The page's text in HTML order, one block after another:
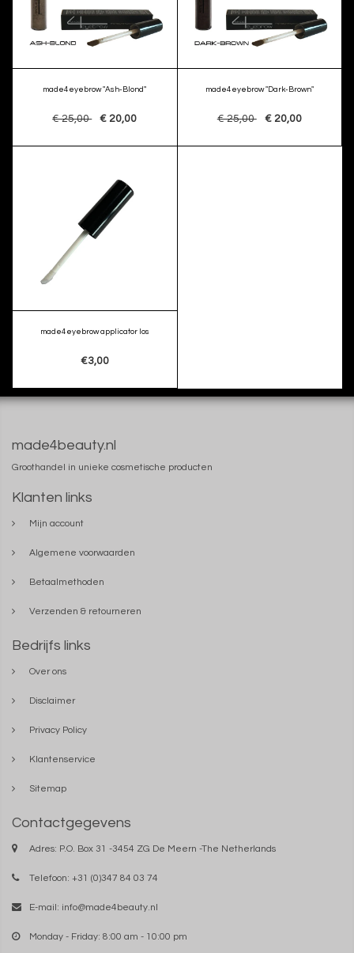
made4eyebrow "Ash-Blond"
€ 25,00 € 20,00
made4eyebrow "Dark-Brown"
€ 25,00 € 20,00
made4eyebrow applicator los
€3,00
made4beauty.nl
Groothandel in unieke cosmetische producten
Klanten links
Mijn account
Algemene voorwaarden
Betaalmethoden
Verzenden & retourneren
Bedrijfs links
Over ons
Disclaimer
Privacy Policy
Klantenservice
Sitemap
Contactgegevens
Adres: P.O. Box 31 -3454 ZG De Meern -The Netherlands
Telefoon: +31 (0)347 84 03 74
E-mail: info@made4beauty.nl
Monday - Friday: 8:00 am - 10:00 pm